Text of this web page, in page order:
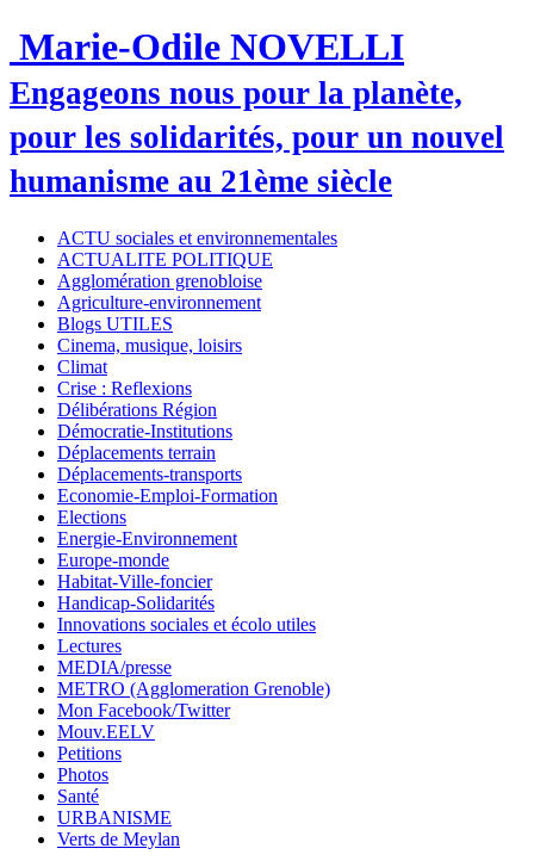
Marie-Odile NOVELLI
Engageons nous pour la planète,
pour les solidarités, pour un nouvel
humanisme au 21ème siècle
ACTU sociales et environnementales
ACTUALITE POLITIQUE
Agglomération grenobloise
Agriculture-environnement
Blogs UTILES
Cinema, musique, loisirs
Climat
Crise : Reflexions
Délibérations Région
Démocratie-Institutions
Déplacements terrain
Déplacements-transports
Economie-Emploi-Formation
Elections
Energie-Environnement
Europe-monde
Habitat-Ville-foncier
Handicap-Solidarités
Innovations sociales et écolo utiles
Lectures
MEDIA/presse
METRO (Agglomeration Grenoble)
Mon Facebook/Twitter
Mouv.EELV
Petitions
Photos
Santé
URBANISME
Verts de Meylan